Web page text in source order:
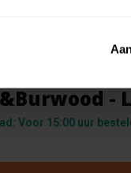
&
-
-
Voor 15:00 uur